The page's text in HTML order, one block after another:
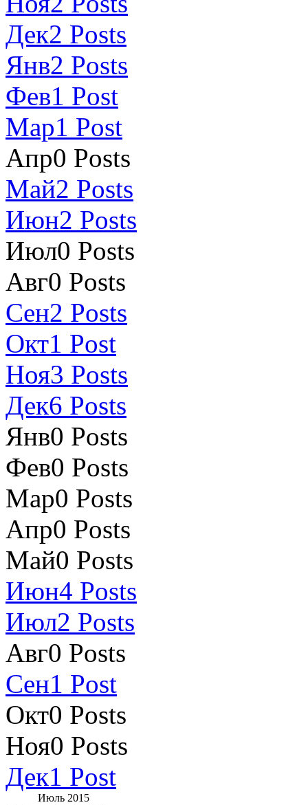
Дек2 Posts
Янв2 Posts
Фев1 Post
Мар1 Post
Апр0 Posts
Май2 Posts
Июн2 Posts
Июл0 Posts
Авг0 Posts
Сен2 Posts
Окт1 Post
Ноя3 Posts
Дек6 Posts
Янв0 Posts
Фев0 Posts
Мар0 Posts
Апр0 Posts
Май0 Posts
Июн4 Posts
Июл2 Posts
Авг0 Posts
Сен1 Post
Окт0 Posts
Ноя0 Posts
Дек1 Post
Июль 2015